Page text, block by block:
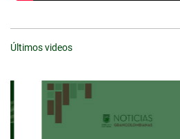
Últimos videos